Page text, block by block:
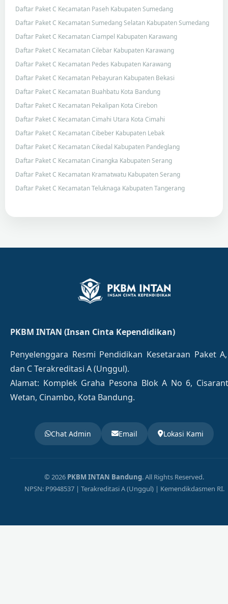
Daftar Paket C Kecamatan Paseh Kabupaten Sumedang
Daftar Paket C Kecamatan Sumedang Selatan Kabupaten Sumedang
Daftar Paket C Kecamatan Ciampel Kabupaten Karawang
Daftar Paket C Kecamatan Cilebar Kabupaten Karawang
Daftar Paket C Kecamatan Pedes Kabupaten Karawang
Daftar Paket C Kecamatan Pebayuran Kabupaten Bekasi
Daftar Paket C Kecamatan Buahbatu Kota Bandung
Daftar Paket C Kecamatan Pekalipan Kota Cirebon
Daftar Paket C Kecamatan Cimahi Utara Kota Cimahi
Daftar Paket C Kecamatan Cibeber Kabupaten Lebak
Daftar Paket C Kecamatan Cikedal Kabupaten Pandeglang
Daftar Paket C Kecamatan Cinangka Kabupaten Serang
Daftar Paket C Kecamatan Kramatwatu Kabupaten Serang
Daftar Paket C Kecamatan Teluknaga Kabupaten Tangerang
PKBM INTAN (Insan Cinta Kependidikan)
Penyelenggara Resmi Pendidikan Kesetaraan Paket
dan C Terakreditasi A (Unggul).
Alamat: Komplek Graha Pesona Blok A No 6,
Wetan, Cinambo, Kota Bandung.
Chat Admin Email Lokasi Kami
© 2026 PKBM INTAN Bandung. All Rights Reserved.
NPSN: P9948537 | Terakreditasi A (Unggul) | Kemendikdasmen RI.